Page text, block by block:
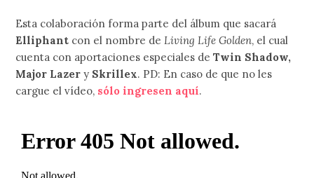
Esta colaboración forma parte del álbum que sacará
Elliphant con el nombre deLiving Life Golden, el cual
cuenta con aportaciones especiales deTwin Shadow,
Major Lazer y Skrillex. PD: En caso de que no les
cargue el vídeo, sólo ingresen aquí.